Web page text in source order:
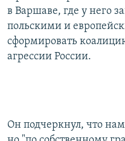
в Варшаве, где у него
польскими и
сформировать
агрессии России.
Он подчеркнул, что